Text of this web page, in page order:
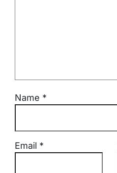
Name *
Email *